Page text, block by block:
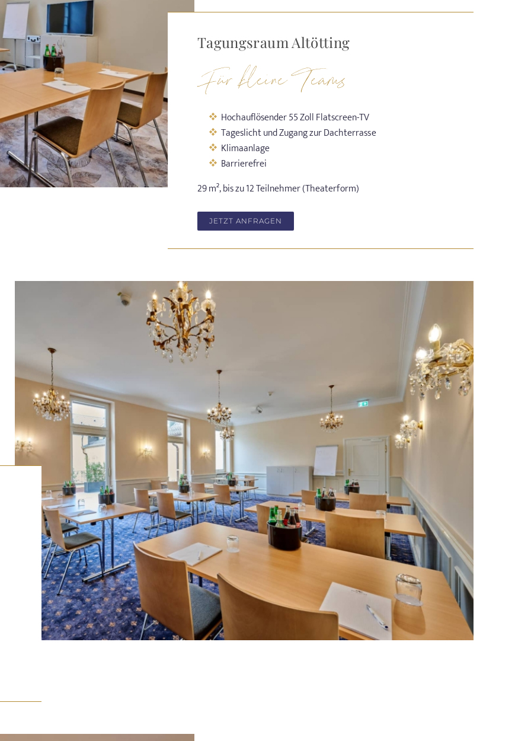
Tagungsraum Altötting
Für kleine Teams
Hochauflösender 55 Zoll Flatscreen-TV
Tageslicht und Zugang zur Dachterrasse
Klimaanlage
Barrierefrei
29 m², bis zu 12 Teilnehmer (Theaterform)
JETZT ANFRAGEN